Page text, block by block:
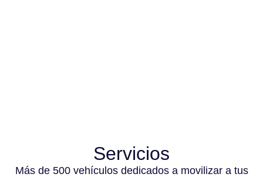
Servicios
Más de 500 vehículos dedicados a movilizar a tus